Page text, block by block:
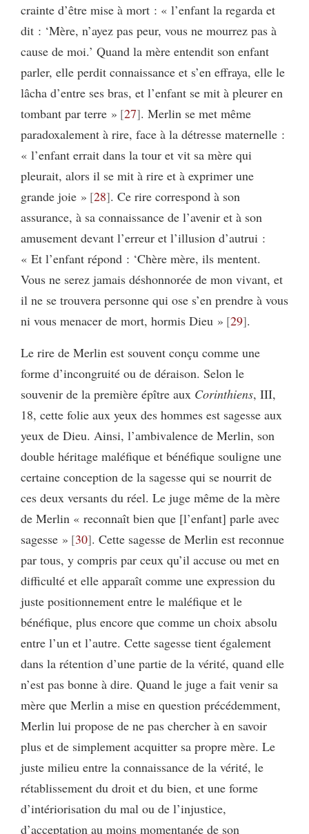
crainte d’être mise à mort : « l’enfant la regarda et
dit : ‘Mère, n’ayez pas peur, vous ne mourrez pas à
cause de moi.’ Quand la mère entendit son enfant
parler, elle perdit connaissance et s’en effraya, elle le
lâcha d’entre ses bras, et l’enfant se mit à pleurer en
tombant par terre » 27 . Merlin se met même
paradoxalement à rire, face à la détresse maternelle :
« l’enfant errait dans la tour et vit sa mère qui
pleurait, alors il se mit à rire et à exprimer une
grande joie » 28 . Ce rire correspond à son
assurance, à sa connaissance de l’avenir et à son
amusement devant l’erreur et l’illusion d’autrui :
« Et l’enfant répond : ‘Chère mère, ils mentent.
Vous ne serez jamais déshonnorée de mon vivant, et
il ne se trouvera personne qui ose s’en prendre à vous
ni vous menacer de mort, hormis Dieu » 29 .
Le rire de Merlin est souvent conçu comme une
forme d’incongruité ou de déraison. Selon le
souvenir de la première épître aux Corinthiens, III,
18, cette folie aux yeux des hommes est sagesse aux
yeux de Dieu. Ainsi, l’ambivalence de Merlin, son
double héritage maléfique et bénéfique souligne une
certaine conception de la sagesse qui se nourrit de
ces deux versants du réel. Le juge même de la mère
de Merlin « reconnaît bien que [l’enfant] parle avec
sagesse » 30 . Cette sagesse de Merlin est reconnue
par tous, y compris par ceux qu’il accuse ou met en
difficulté et elle apparaît comme une expression du
juste positionnement entre le maléfique et le
bénéfique, plus encore que comme un choix absolu
entre l’un et l’autre. Cette sagesse tient également
dans la rétention d’une partie de la vérité, quand elle
n’est pas bonne à dire. Quand le juge a fait venir sa
mère que Merlin a mise en question précédemment,
Merlin lui propose de ne pas chercher à en savoir
plus et de simplement acquitter sa propre mère. Le
juste milieu entre la connaissance de la vérité, le
rétablissement du droit et du bien, et une forme
d’intériorisation du mal ou de l’injustice,
d’acceptation au moins momentanée de son